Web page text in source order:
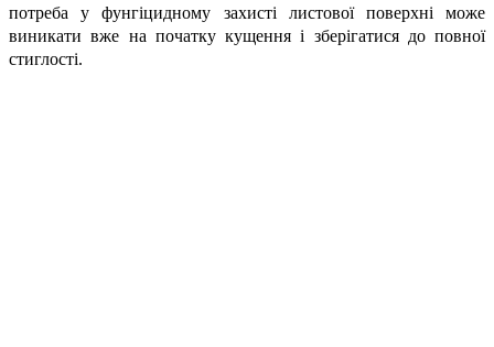
потреба у фунгіцидному захисті листової поверхні може
виникати вже на початку кущення і зберігатися до повної
стиглості.